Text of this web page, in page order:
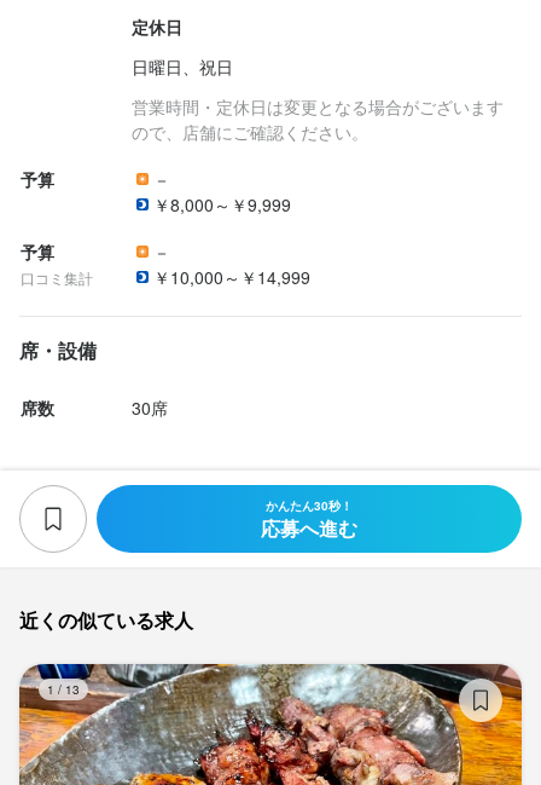
定休日
日曜日、祝日
営業時間・定休日は変更となる場合がございます
ので、店舗にご確認ください。
予算
－
￥8,000～￥9,999
予算
口コミ集計
－
￥10,000～￥14,999
席・設備
席数 30席
かんたん30秒！
応募へ進む
近くの似ている求人
1 / 13